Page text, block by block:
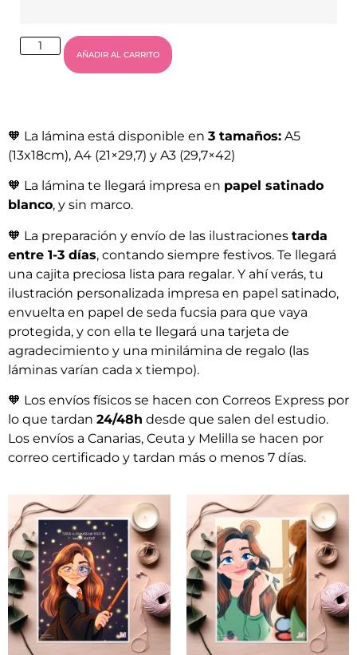
AÑADIR AL CARRITO
🧡 La lámina está disponible en 3 tamaños: A5
(13x18cm), A4 (21×29,7) y A3 (29,7×42)
🧡 La lámina te llegará impresa en papel satinado
blanco, y sin marco.
🧡 La preparación y envío de las ilustraciones tarda
entre 1-3 días, contando siempre festivos. Te llegará
una cajita preciosa lista para regalar. Y ahí verás, tu
ilustración personalizada impresa en papel satinado,
envuelta en papel de seda fucsia para que vaya
protegida, y con ella te llegará una tarjeta de
agradecimiento y una minilámina de regalo (las
láminas varían cada x tiempo).
🧡 Los envíos físicos se hacen con Correos Express por
lo que tardan 24/48h desde que salen del estudio.
Los envíos a Canarias, Ceuta y Melilla se hacen por
correo certificado y tardan más o menos 7 días.